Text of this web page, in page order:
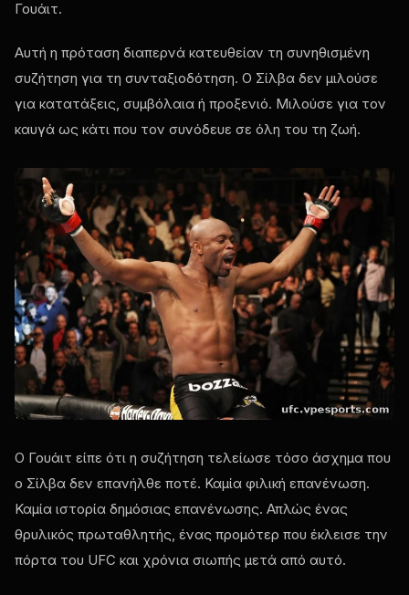
Γουάιτ.
Αυτή η πρόταση διαπερνά κατευθείαν τη συνηθισμένη
συζήτηση για τη συνταξιοδότηση. Ο Σίλβα δεν μιλούσε
για κατατάξεις, συμβόλαια ή προξενιό. Μιλούσε για τον
καυγά ως κάτι που τον συνόδευε σε όλη του τη ζωή.
Ο Γουάιτ είπε ότι η συζήτηση τελείωσε τόσο άσχημα που
ο Σίλβα δεν επανήλθε ποτέ. Καμία φιλική επανένωση.
Καμία ιστορία δημόσιας επανένωσης. Απλώς ένας
θρυλικός πρωταθλητής, ένας προμότερ που έκλεισε την
πόρτα του UFC και χρόνια σιωπής μετά από αυτό.